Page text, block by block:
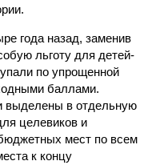
года назад, заменив
льготу для детей-
по упрощенной
баллами.
выделены в отдельную
целевиков и
мест по всем
к концу